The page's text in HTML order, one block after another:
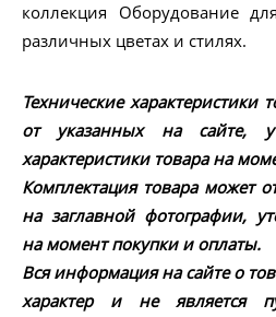
коллекция Оборудование
различных цветах и стилях.
Технические характеристики
от указанных на сайте,
характеристики товара на
Комплектация товара может
на заглавной фотографии,
на момент покупки и оплаты.
Вся информация на сайте о
характер и не является